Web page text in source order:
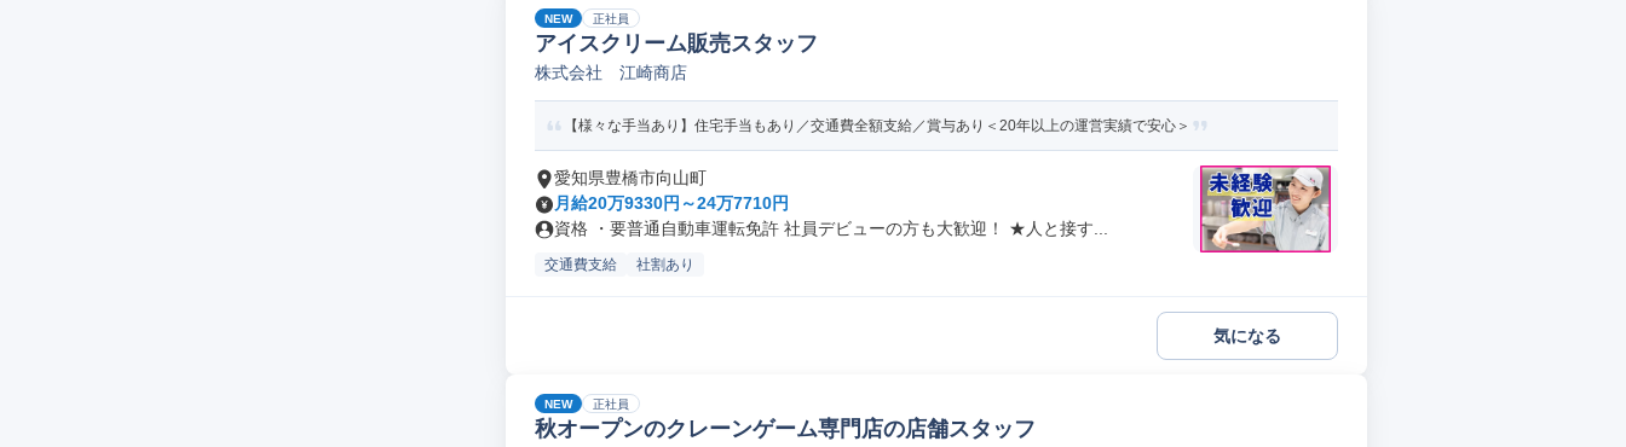
NEW 正社員
アイスクリーム販売スタッフ
株式会社 江崎商店
【様々な手当あり】住宅手当もあり／交通費全額支給／賞与あり＜20年以上の運営実績で安心＞
愛知県豊橋市向山町
月給20万9330円～24万7710円
資格 ・要普通自動車運転免許 社員デビューの方も大歓迎！ ★人と接す...
交通費支給 社割あり
気になる
NEW 正社員
秋オープンのクレーンゲーム専門店の店舗スタッフ